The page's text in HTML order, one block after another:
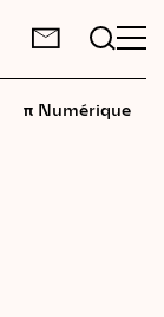
π Numérique